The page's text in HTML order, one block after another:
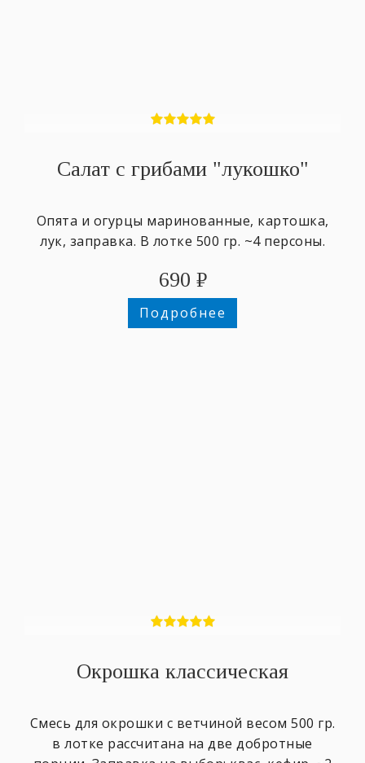
Салат с грибами "лукошко"
Опята и огурцы маринованные, картошка,
лук, заправка. В лотке 500 гр. ~4 персоны.
690 ₽
Подробнее
Окрошка классическая
Смесь для окрошки с ветчиной весом ​500 гр.
в лотке ​рассчитана на две добротные